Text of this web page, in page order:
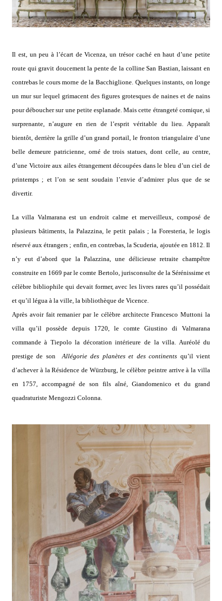
Il est, un peu à l’écart de Vicenza, un trésor caché en haut d’une petite
route qui gravit doucement la pente de la colline San Bastian, laissant en
contrebas le cours morne de la Bacchiglione. Quelques instants, on longe
un mur sur lequel grimacent des figures grotesques de naines et de nains
pour déboucher sur une petite esplanade. Mais cette étrangeté comique, si
surprenante, n’augure en rien de l’esprit véritable du lieu. Apparaît
bientôt, derrière la grille d’un grand portail, le fronton triangulaire d’une
belle demeure patricienne, orné de trois statues, dont celle, au centre,
d’une Victoire aux ailes étrangement découpées dans le bleu d’un ciel de
printemps ; et l’on se sent soudain l’envie d’admirer plus que de se
divertir.
La villa Valmarana est un endroit calme et merveilleux, composé de
plusieurs bâtiments, la Palazzina, le petit palais ; la Foresteria, le logis
réservé aux étrangers ; enfin, en contrebas, la Scuderia, ajoutée en 1812. Il
n’y eut d’abord que la Palazzina, une délicieuse retraite champêtre
construite en 1669 par le comte Bertolo, jurisconsulte de la Sérénissime et
célèbre bibliophile qui devait former, avec les livres rares qu’il possédait
et qu’il légua à la ville, la bibliothèque de Vicence.
Après avoir fait remanier par le célèbre architecte Francesco Muttoni la
villa qu’il possède depuis 1720, le comte Giustino di Valmarana
commande à Tiepolo la décoration intérieure de la villa. Auréolé du
prestige de son
Allégorie des planètes et des continents qu’il vient
d’achever à la Résidence de Würzburg, le célèbre peintre arrive à la villa
en 1757, accompagné de son fils aîné, Giandomenico et du grand
quadraturiste Mengozzi Colonna.